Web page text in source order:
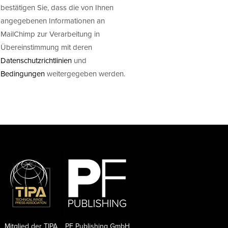
bestätigen Sie, dass die von Ihnen
angegebenen Informationen an
MailChimp zur Verarbeitung in
Übereinstimmung mit deren
Datenschutzrichtlinien und
Bedingungenweitergegeben werden.
PF Publishing GmbH
Mitglied der TIPA